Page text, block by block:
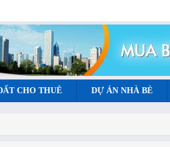
CHO THUÊ DỰ ÁN NHÀ BÈ